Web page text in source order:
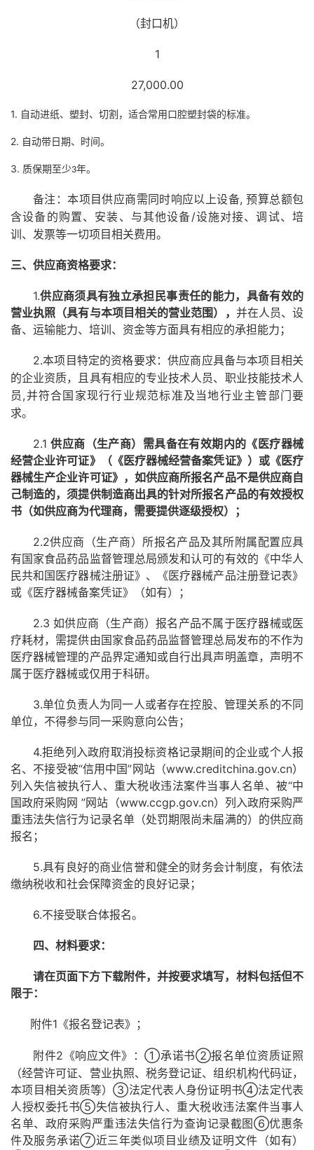
（封口机）
1
27,000.00
1. 自动进纸、塑封、切割，适合常用口腔塑封袋的标准。
2. 自动带日期、时间。
3. 质保期至少3年。
备注：本项目供应商需同时响应以上设备, 预算总额包
含设备的购置、安装、与其他设备/设施对接、调试、培
训、发票等一切项目相关费用。
三、供应商资格要求：
1.供应商须具有独立承担民事责任的能力， 具备有效的
营业执照（具有与本项目相关的营业范围）， 并在人员、设
备、运输能力、 培训、 资金等方面具有相应的承担能力；
2.本项目特定的资格要求：供应商应具备与本项目相关
的企业资质，且具有相应的专业技术人员、职业技能技术人
员 ,并符合国家现行行业规范标准及当地行业主管部门要
求。
2.1供应商（生产商）需具备在有效期内的《医疗器械
经营企业许可证》（《医疗器械经营备案凭证》）或《医疗
器械生产企业许可证》，如供应商所报名产品不是供应商自
己制造的，须提供制造商出具的针对所报名产品的有效授权
书（如供应商为代理商，需要提供逐级授权）；
2.2供应商（生产商）所报名产品及其所附属配置应具
有国家食品药品监督管理总局颁发和认可的有效的《中华人
民共和国医疗器械注册证》、《医疗器械产品注册登记表》
或《医疗器械备案凭证》（如有）；
2.3 如供应商（生产商）报名产品不属于医疗器械或医
疗耗材，需提供由国家食品药品监督管理总局发布的不作为
医疗器械管理的产品界定通知或自行出具声明盖章，声明不
属于医疗器械或仅用于科研。
3.单位负责人为同一人或者存在控股、管理关系的不同
单位，不得参与同一采购意向公告；
4.拒绝列入政府取消投标资格记录期间的企业或个人报
名、不接受被“信用中国”网站（www.creditchina.gov.cn）
列入失信被执行人、重大税收违法案件当事人名单、被“中
国政府采购网 ”网站（www.ccgp.gov.cn）列入政府采购严
重违法失信行为记录名单（处罚期限尚未届满的）的供应商
报名；
5.具有良好的商业信誉和健全的财务会计制度，有依法
缴纳税收和社会保障资金的良好记录；
6.不接受联合体报名。
四、材料要求：
请在页面下方下载附件，并按要求填写，材料包括但不
限于：
附件1《报名登记表》；
附件2《响应文件》：①承诺书②报名单位资质证照
（经营许可证、营业执照、税务登记证、组织机构代码证，
本项目相关资质等）③法定代表人身份证明书④法定代表
人授权委托书⑤失信被执行人、重大税收违法案件当事人
名单、政府采购严重违法失信行为查询记录截图⑥优惠条
件及服务承诺⑦近三年类似项目业绩及证明文件（如有）